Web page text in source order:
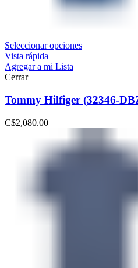
Seleccionar opciones
Vista rápida
Agregar a mi Lista
Cerrar
Tommy Hilfiger (32346-
C$2,080.00